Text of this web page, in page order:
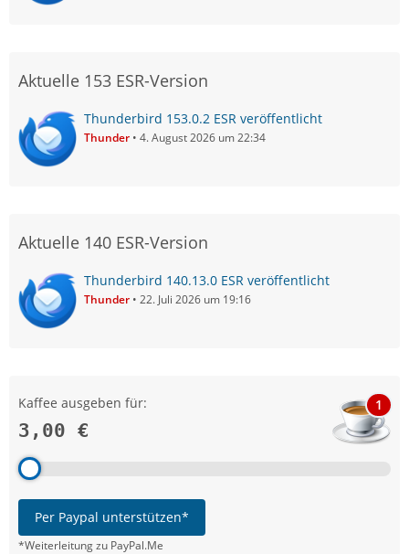
Aktuelle 153 ESR-Version
Thunderbird 153.0.2 ESR veröffentlicht
Thunder 4. August 2026 um 22:34
Aktuelle 140 ESR-Version
Thunderbird 140.13.0 ESR veröffentlicht
Thunder 22. Juli 2026 um 19:16
Kaffee ausgeben für:
3,00 €
1
Per Paypal unterstützen*
*Weiterleitung zu PayPal.Me